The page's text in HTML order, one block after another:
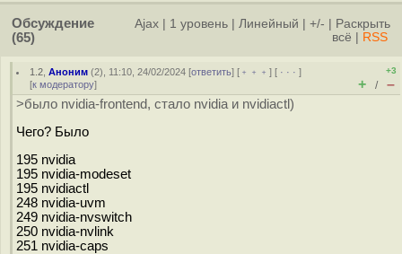
Обсуждение
(65)
Ajax 1 уровень Линейный +/-
Раскрыть
всё
RSS
1.2 ,Аноним (2), 11:10, 24/02/2024 [ответить] [ ﹢﹢﹢] [ · · ·]
[к модератору]
+3
+ / –
>было nvidia-frontend, стало nvidia и nvidiactl)
Чего? Было
195 nvidia
195 nvidia-modeset
195 nvidiactl
248 nvidia-uvm
249 nvidia-nvswitch
250 nvidia-nvlink
251 nvidia-caps